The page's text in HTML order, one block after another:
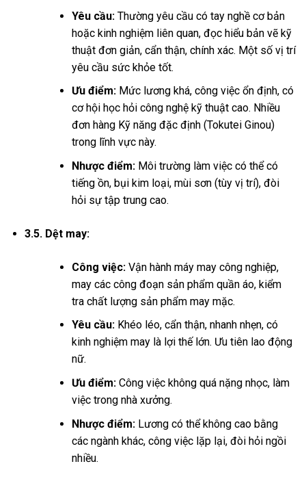
Yêu cầu:Thường yêu cầu có tay nghề cơ bản
hoặc kinh nghiệm liên quan, đọc hiểu bản vẽ kỹ
thuật đơn giản, cẩn thận, chính xác. Một số vị trí
yêu cầu sức khỏe tốt.
Ưu điểm:Mức lương khá, công việc ổn định, có
cơ hội học hỏi công nghệ kỹ thuật cao. Nhiều
đơn hàng Kỹ năng đặc định (Tokutei Ginou)
trong lĩnh vực này.
Nhược điểm:Môi trường làm việc có thể có
tiếng ồn, bụi kim loại, mùi sơn (tùy vị trí), đòi
hỏi sự tập trung cao.
3.5. Dệt may:
Công việc:Vận hành máy may công nghiệp,
may các công đoạn sản phẩm quần áo, kiểm
tra chất lượng sản phẩm may mặc.
Yêu cầu:Khéo léo, cẩn thận, nhanh nhẹn, có
kinh nghiệm may là lợi thế lớn. Ưu tiên lao động
nữ.
Ưu điểm:Công việc không quá nặng nhọc, làm
việc trong nhà xưởng.
Nhược điểm:Lương có thể không cao bằng
các ngành khác, công việc lặp lại, đòi hỏi ngồi
nhiều.